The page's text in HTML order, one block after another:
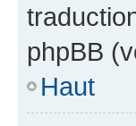
phpBB
Haut